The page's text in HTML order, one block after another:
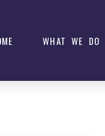
WHAT WE DO